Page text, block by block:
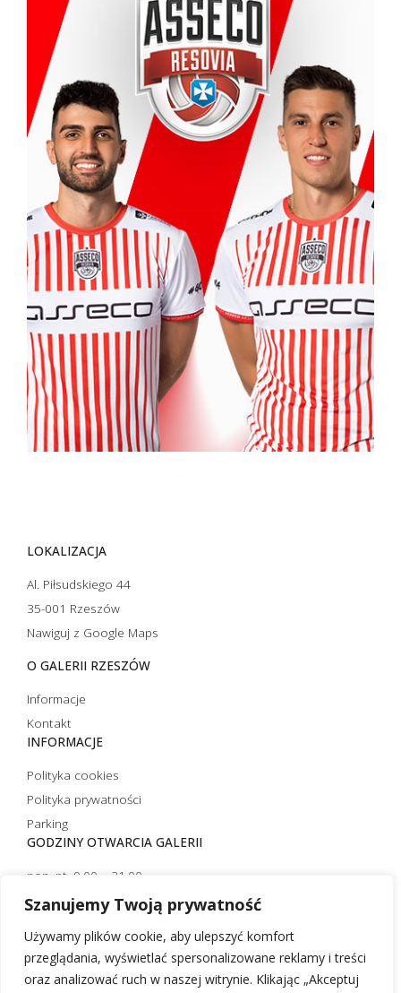
Szanujemy Twoją prywatność
Używamy plików cookie, aby ulepszyć komfort
przeglądania, wyświetlać spersonalizowane reklamy i treści
oraz analizować ruch w naszej witrynie. Klikając „Akceptuj
LOKALIZACJA
Al. Piłsudskiego 44
35-001 Rzeszów
Nawiguj z Google Maps
O GALERII RZESZÓW
Informacje
Kontakt
INFORMACJE
Polityka cookies
Polityka prywatności
Parking
GODZINY OTWARCIA GALERII
pon.-pt. 9.00 – 21.00
sobota 10.00 – 21.00
niedziela niehandlowa 12.00 – 20.00 (czynna tylko strefa
restauracyjna)